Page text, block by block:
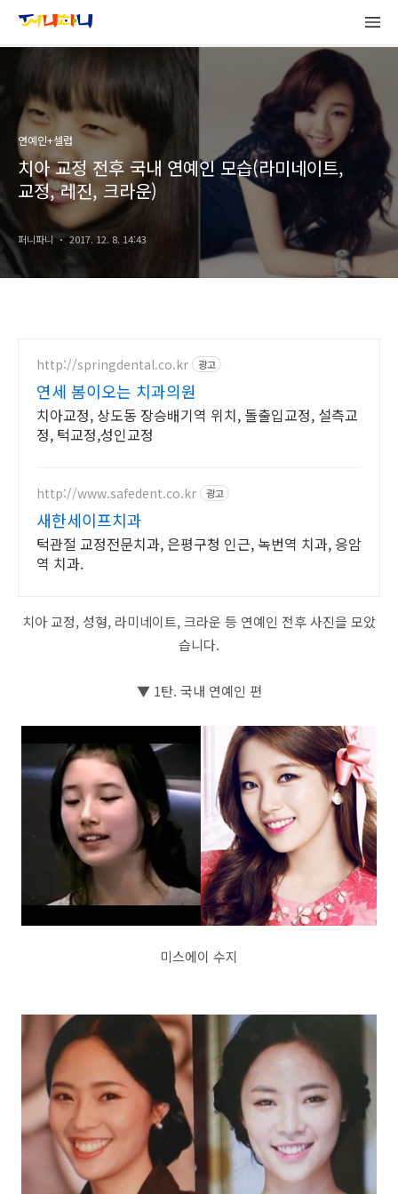
연예인+셀럽
치아 교정 전후 국내 연예인 모습(라미네이트,
교정, 레진, 크라운)
퍼니파니 2017. 12. 8. 14:43
http://springdental.co.kr 광고
연세 봄이오는 치과의원
치아교정, 상도동 장승배기역 위치, 돌출입교정, 설측교
정, 턱교정,성인교정
http://www.safedent.co.kr 광고
새한세이프치과
턱관절 교정전문치과, 은평구청 인근, 녹번역 치과, 응암
역 치과.
치아 교정, 성형, 라미네이트, 크라운 등 연예인 전후 사진을 모았
습니다.
▼ 1탄. 국내 연예인 편
미스에이 수지